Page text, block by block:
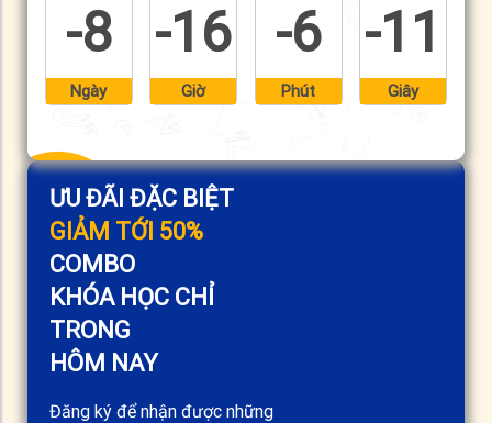
ƯU ĐÃI ĐẶC BIỆT
GIẢM TỚI 50%
COMBO
KHÓA HỌC CHỈ
TRONG
HÔM NAY
Đăng ký để nhận được những
-8
Ngày
-16
Giờ
-6
Phút
-11
Giây